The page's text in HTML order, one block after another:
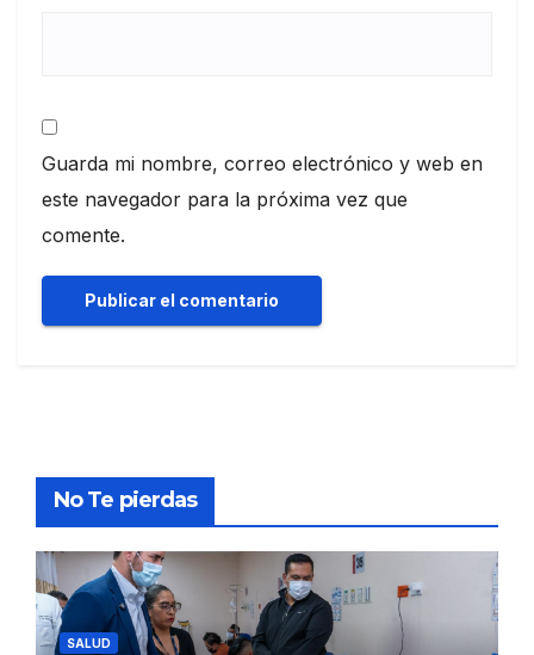
Guarda mi nombre, correo electrónico y web en
este navegador para la próxima vez que
comente.
No Te pierdas
SALUD